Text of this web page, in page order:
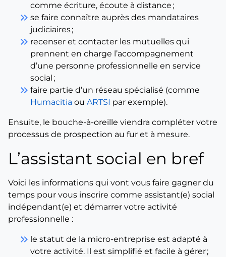
comme écriture, écoute à distance ;
keyboard_double_arrow_right se faire connaître auprès des mandataires
judiciaires ;
keyboard_double_arrow_right recenser et contacter les mutuelles qui
prennent en charge l’accompagnement
d’une personne professionnelle en service
social ;
keyboard_double_arrow_right faire partie d’un réseau spécialisé (comme
Humacitia ou ARTSI par exemple).
Ensuite, le bouche-à-oreille viendra compléter votre
processus de prospection au fur et à mesure.
L’assistant social en bref
Voici les informations qui vont vous faire gagner du
temps pour vous inscrire comme assistant(e) social
indépendant(e) et démarrer votre activité
professionnelle :
keyboard_double_arrow_right le statut de la micro-entreprise est adapté à
votre activité. Il est simplifié et facile à gérer ;